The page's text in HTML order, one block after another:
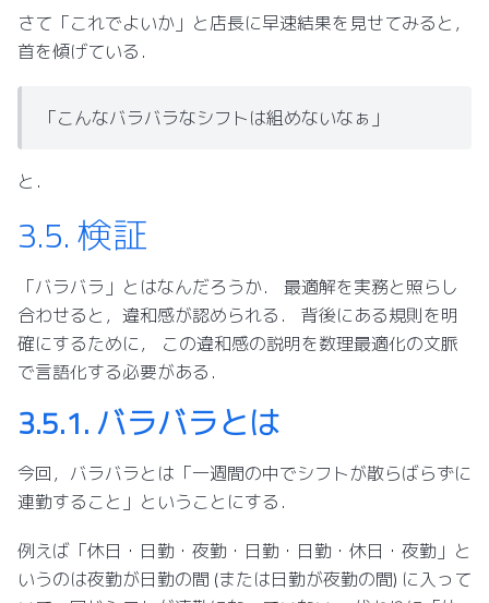
さて「これでよいか」と店長に早速結果を見せてみると，
首を傾げている．
「こんなバラバラなシフトは組めないなぁ」
と．
3.5.検証
「バラバラ」とはなんだろうか． 最適解を実務と照らし
合わせると，違和感が認められる． 背後にある規則を明
確にするために， この違和感の説明を数理最適化の文脈
で言語化する必要がある．
3.5.1.バラバラとは
今回，バラバラとは「一週間の中でシフトが散らばらずに
連勤すること」ということにする．
例えば「休日・日勤・夜勤・日勤・日勤・休日・夜勤」と
いうのは夜勤が日勤の間 (または日勤が夜勤の間) に入って